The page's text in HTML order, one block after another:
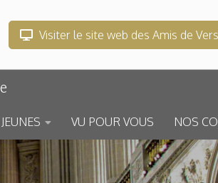
Visiter le site web des Amis de
VU POUR VOUS NOS